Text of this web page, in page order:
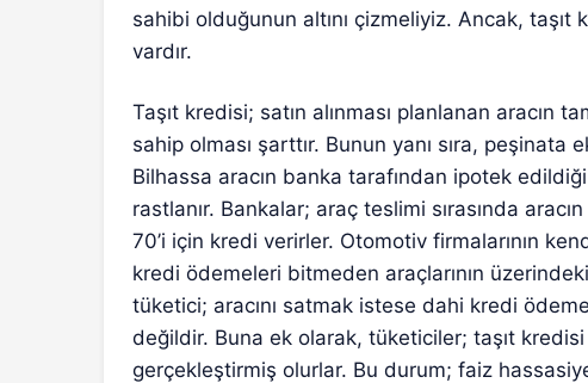
sahibi olduğunun altını çizmeliyiz. Ancak,
vardır.
Taşıt kredisi; satın alınması planlanan aracın
sahip olması şarttır. Bunun yanı sıra,
Bilhassa aracın banka tarafından ipotek
rastlanır. Bankalar; araç teslimi sırasında
70’i için kredi verirler. Otomotiv firmalarının
kredi ödemeleri bitmeden araçlarının
tüketici; aracını satmak istese dahi kredi
değildir. Buna ek olarak, tüketiciler; taşıt
gerçekleştirmiş olurlar. Bu durum; faiz